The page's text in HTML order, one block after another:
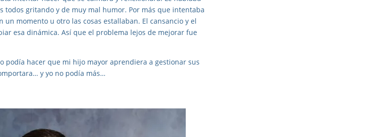
todos gritando y de muy mal humor. Por más que intentaba
momento u otro las cosas estallaban. El cansancio y el
esa dinámica. Así que el problema lejos de mejorar fue
podía hacer que mi hijo mayor aprendiera a gestionar sus
y yo no podía más…